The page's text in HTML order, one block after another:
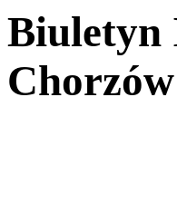
Biuletyn
Chorzów